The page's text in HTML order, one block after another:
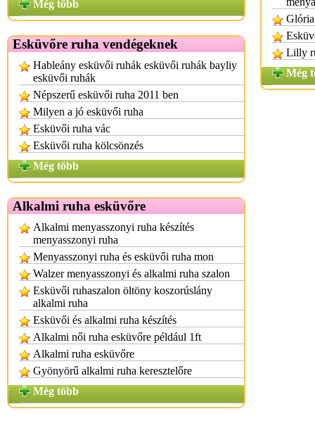
Még több
Esküvőre ruha vendégeknek
Hableány esküvői ruhák esküvői ruhák bayliy
esküvői ruhák
Népszerű esküvői ruha 2011 ben
Milyen a jó esküvői ruha
Esküvői ruha vác
Esküvői ruha kölcsönzés
Még több
Alkalmi ruha esküvőre
Alkalmi menyasszonyi ruha készítés
menyasszonyi ruha
Menyasszonyi ruha és esküvői ruha mon
Walzer menyasszonyi és alkalmi ruha szalon
Esküvői ruhaszalon öltöny koszorúslány
alkalmi ruha
Esküvői és alkalmi ruha készítés
Alkalmi női ruha esküvőre például 1ft
Alkalmi ruha esküvőre
Gyönyörű alkalmi ruha keresztelőre
Még több
Lilly
Még